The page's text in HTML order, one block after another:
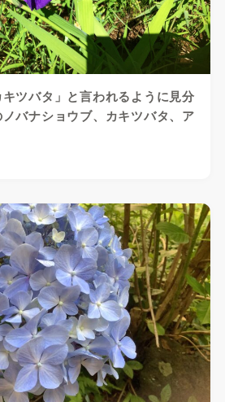
キツバタ」と言われるように見分
バナショウブ、カキツバタ、ア